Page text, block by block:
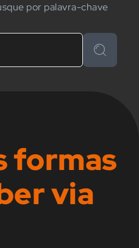
por palavra-chave
Buscar
formas
via